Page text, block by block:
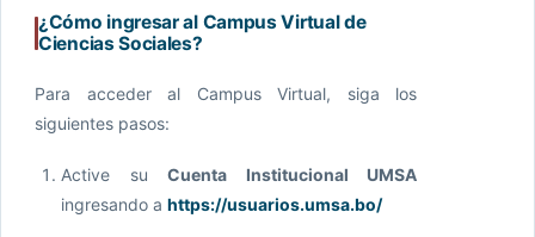
¿Cómo ingresar al Campus Virtual de
Ciencias Sociales?
Para acceder al Campus Virtual, siga los
siguientes pasos:
Active su Cuenta Institucional UMSA
ingresando a https://usuarios.umsa.bo/